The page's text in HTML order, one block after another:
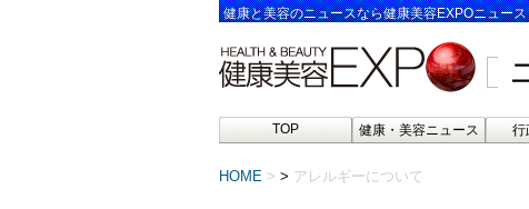
健康と美容のニュースなら健康美容EXPOニュース
TOP 健康・美容ニュース 行
HOME > アレルギーについて